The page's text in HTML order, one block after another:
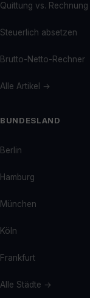
Quittung vs. Rechnung
Steuerlich absetzen
Brutto-Netto-Rechner
Alle Artikel →
BUNDESLAND
Berlin
Hamburg
München
Köln
Frankfurt
Alle Städte →